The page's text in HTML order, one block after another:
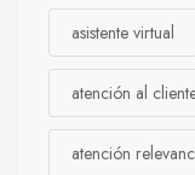
asistente virtual
atención al
atención